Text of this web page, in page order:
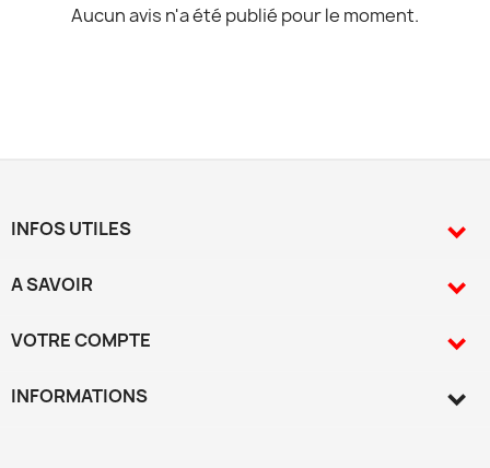
Aucun avis n'a été publié pour le moment.
INFOS UTILES 
A SAVOIR 
VOTRE COMPTE 
INFORMATIONS keyboard_arrow_down